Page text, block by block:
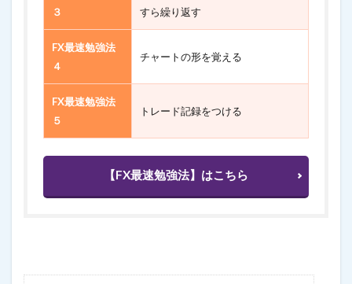
３
すら繰り返す
FX最速勉強法
４
チャートの形を覚える
FX最速勉強法
５
トレード記録をつける
【FX最速勉強法】はこちら